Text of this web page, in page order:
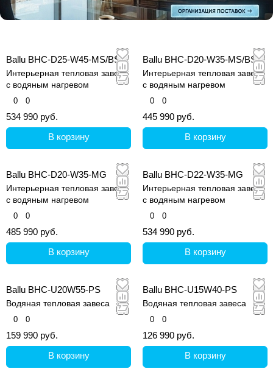
Ballu BHC-D25-W45-MS/BS
Интерьерная тепловая завеса
с водяным нагревом
0 0
534 990 руб.
В корзину
Ballu BHC-D20-W35-MS/BS
Интерьерная тепловая завеса
с водяным нагревом
0 0
445 990 руб.
В корзину
Ballu BHC-D20-W35-MG
Интерьерная тепловая завеса
с водяным нагревом
0 0
485 990 руб.
В корзину
Ballu BHC-D22-W35-MG
Интерьерная тепловая завеса
с водяным нагревом
0 0
534 990 руб.
В корзину
Ballu BHC-U20W55-PS
Водяная тепловая завеса
0 0
159 990 руб.
В корзину
Ballu BHC-U15W40-PS
Водяная тепловая завеса
0 0
126 990 руб.
В корзину